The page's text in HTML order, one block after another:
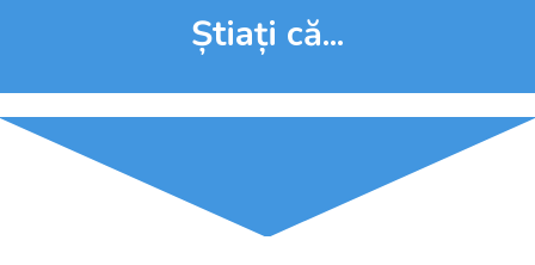
Știați că...